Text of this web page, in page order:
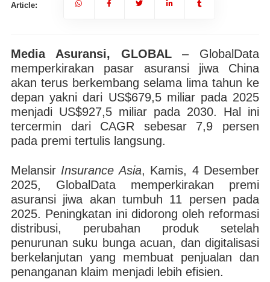
Article:
Media Asuransi, GLOBAL– GlobalData
memperkirakan pasar asuransi jiwa China
akan terus berkembang selama lima tahun ke
depan yakni dari US$679,5 miliar pada 2025
menjadi US$927,5 miliar pada 2030. Hal ini
tercermin dari CAGR sebesar 7,9 persen
pada premi tertulis langsung.
Melansir Insurance Asia, Kamis, 4 Desember
2025, GlobalData memperkirakan premi
asuransi jiwa akan tumbuh 11 persen pada
2025. Peningkatan ini didorong oleh reformasi
distribusi, perubahan produk setelah
penurunan suku bunga acuan, dan digitalisasi
berkelanjutan yang membuat penjualan dan
penanganan klaim menjadi lebih efisien.